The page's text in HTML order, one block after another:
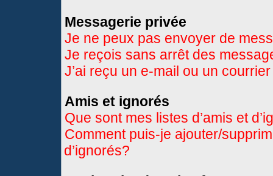
Messagerie privée
Je ne peux pas envoyer de
Je reçois sans arrêt des
J’ai reçu un e-mail ou un
Amis et ignorés
Que sont mes listes d’amis et
Comment puis-je ajouter/
d’ignorés?